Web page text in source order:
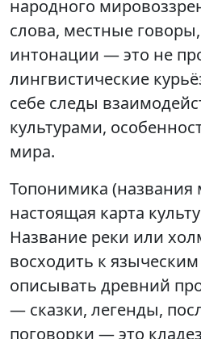
народного
слова, местные
интонации — это не
лингвистические
себе следы
культурами,
мира.
Топонимика (названия
настоящая карта
Название реки или
восходить к
описывать древний
— сказки, легенды,
поговорки — это